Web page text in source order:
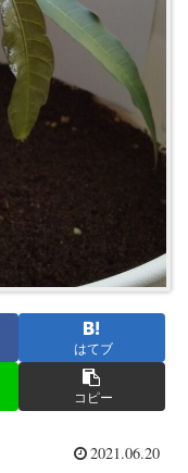
はてブ
コピー
2021.06.20